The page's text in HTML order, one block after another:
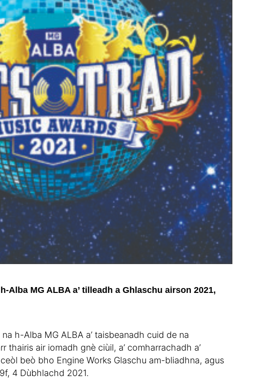
Alba MG ALBA a’ tilleadh a Ghlaschu airson 2021,
h-Alba MG ALBA a’ taisbeanadh cuid de na
thairis air iomadh gnè ciùil, a’ comharrachadh a’
beò bho Engine Works Glaschu am-bliadhna, agus
4 Dùbhlachd 2021.